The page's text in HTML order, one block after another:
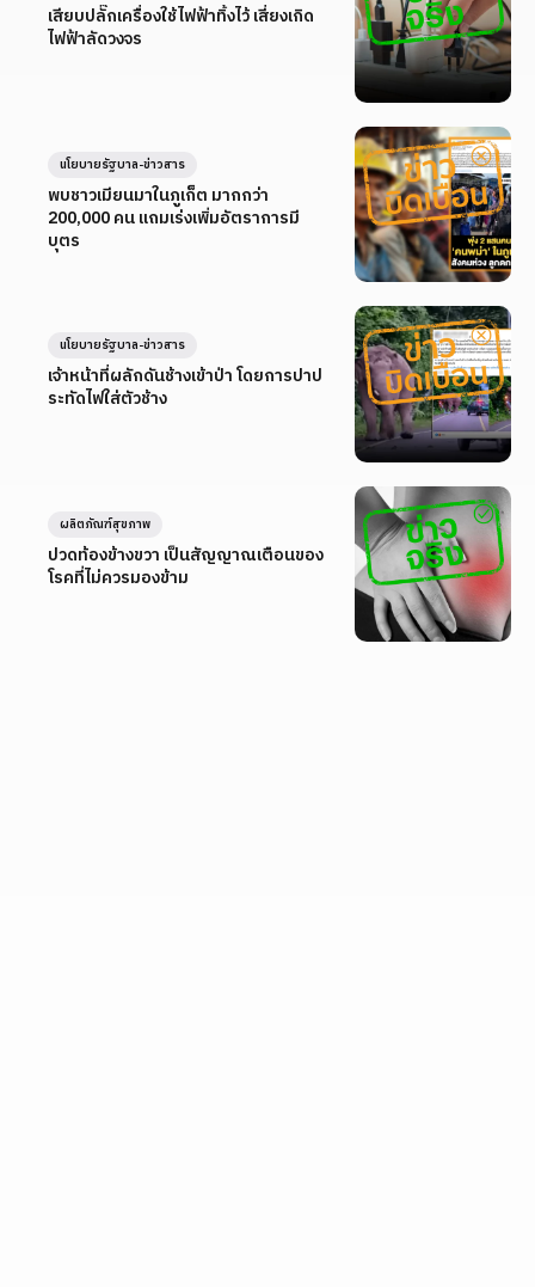
เสียบปลั๊กเครื่องใช้ไฟฟ้าทิ้งไว้ เสี่ยงเกิด
ไฟฟ้าลัดวงจร
พบชาวเมียนมาในภูเก็ต มากกว่า
200,000 คน แถมเร่งเพิ่มอัตราการมี
บุตร
นโยบายรัฐบาล-ข่าวสาร
เจ้าหน้าที่ผลักดันช้างเข้าป่า โดยการปาป
ระทัดไฟใส่ตัวช้าง
นโยบายรัฐบาล-ข่าวสาร
ปวดท้องข้างขวา เป็นสัญญาณเตือนของ
โรคที่ไม่ควรมองข้าม
ผลิตภัณฑ์สุขภาพ